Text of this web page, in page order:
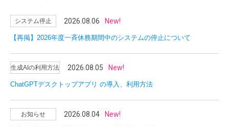
システム停止 2026.08.06 New!
【再掲】2026年度一斉休務期間中のシステムの停止について
生成AIの利用方法 2026.08.05 New!
ChatGPTデスクトップアプリ の導入、利用方法
お知らせ 2026.08.04 New!